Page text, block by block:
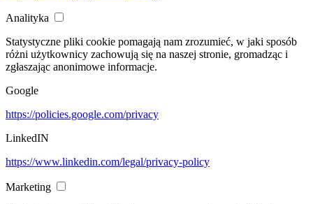
Analityka
Statystyczne pliki cookie pomagają nam zrozumieć, w jaki sposób
różni użytkownicy zachowują się na naszej stronie, gromadząc i
zgłaszając anonimowe informacje.
Google
https://policies.google.com/privacy
LinkedIN
https://www.linkedin.com/legal/privacy-policy
Marketing